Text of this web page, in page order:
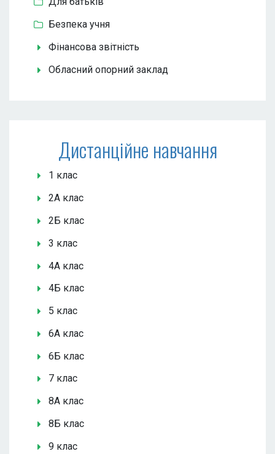
Безпека учня
Фінансова звітність
Обласний опорний заклад
Дистанційне навчання
1 клас
2А клас
2Б клас
3 клас
4А клас
4Б клас
5 клас
6А клас
6Б клас
7 клас
8А клас
8Б клас
9 клас